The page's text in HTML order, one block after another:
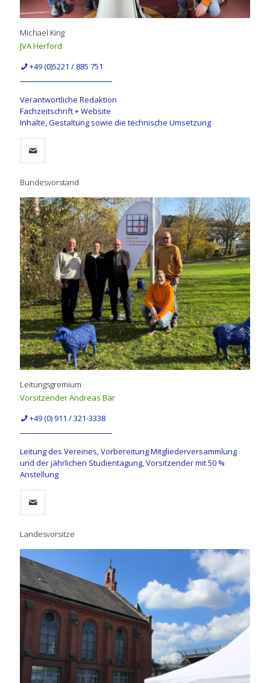
Michael King
JVA Herford
+49 (0)5221 / 885 751
Verantwortliche Redaktion
Fachzeitschrift + Website
Inhalte, Gestaltung sowie die technische Umsetzung
Bundesvorstand
Leitungsgremium
Vorsitzender Andreas Bär
+49 (0) 911 / 321-3338
Leitung des Vereines, Vorbereitung Mitgliederversammlung
und der jährlichen Studientagung, Vorsitzender mit 50 %
Anstellung
Landesvorsitze